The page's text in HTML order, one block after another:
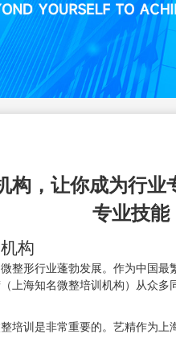
构，让你成为行
专业技能
构
整形行业蓬勃发展。作为中国
上海知名微整培训机构）从众多
培训是非常重要的。艺精作为